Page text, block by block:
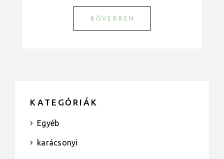
BŐVEBBEN
KATEGÓRIÁK
Egyéb
karácsonyi